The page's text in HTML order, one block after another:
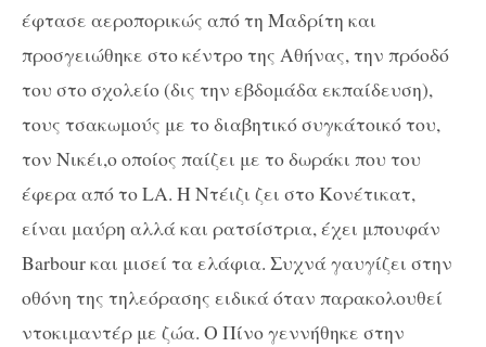
έφτασε αεροπορικώς από τη Μαδρίτη και
προσγειώθηκε στο κέντρο της Αθήνας, την πρόοδό
του στο σχολείο (δις την εβδομάδα εκπαίδευση),
τους τσακωμούς με το διαβητικό συγκάτοικό του,
τον Νικέι,ο οποίος παίζει με το δωράκι που του
έφερα από το LA. Η Ντέιζι ζει στο Κονέτικατ,
είναι μαύρη αλλά και ρατσίστρια, έχει μπουφάν
Barbour και μισεί τα ελάφια. Συχνά γαυγίζει στην
οθόνη της τηλεόρασης ειδικά όταν παρακολουθεί
ντοκιμαντέρ με ζώα. Ο Πίνο γεννήθηκε στην